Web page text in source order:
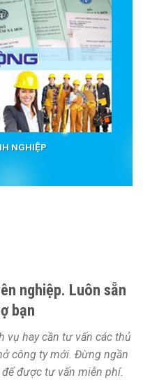
NGHIỆP
nghiệp. Luôn sẵn
bạn
vụ hay cần tư vấn các thủ
công ty mới. Đừng ngần
được tư vấn miễn phí.